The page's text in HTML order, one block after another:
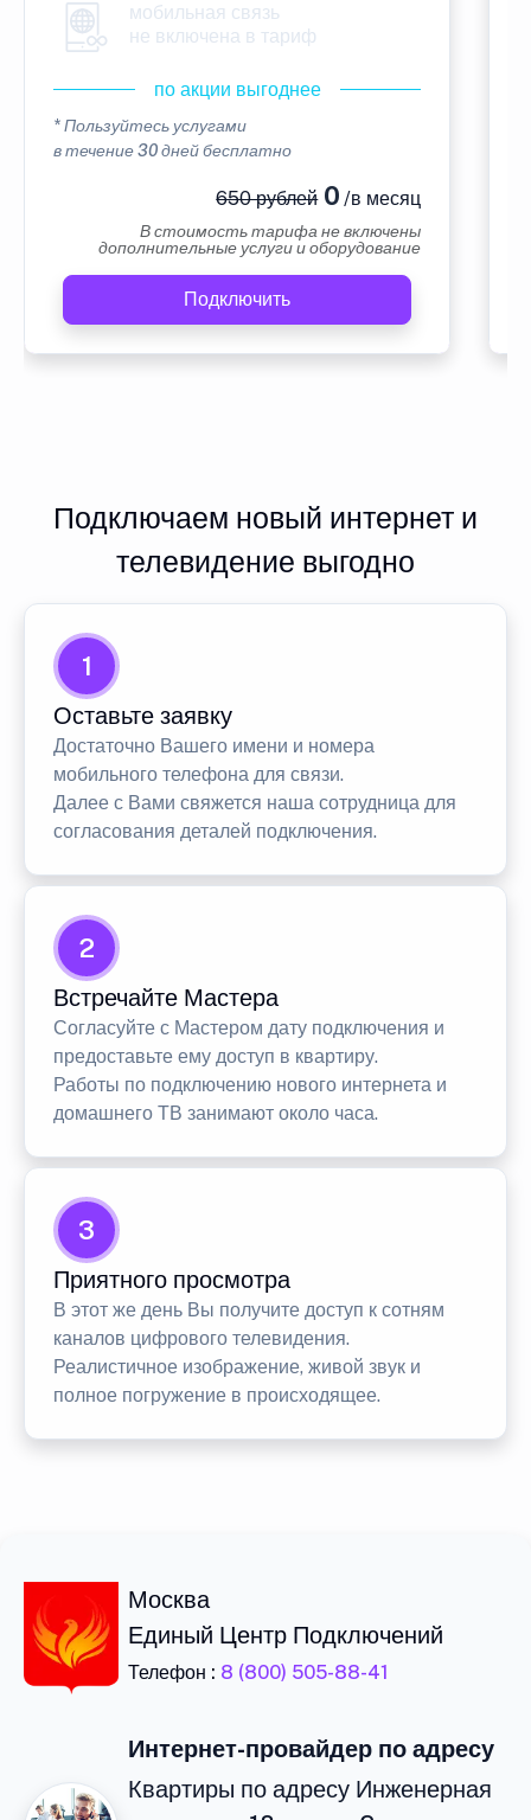
мобильная связь
не включена в тариф
по акции выгоднее
* Пользуйтесь услугами
в течение 30 дней бесплатно
650 рублей0 /в месяц
В стоимость тарифа не включены
дополнительные услуги и оборудование
Подключить
Подключаем новый интернет и
телевидение выгодно
1
Оставьте заявку
Достаточно Вашего имени и номера
мобильного телефона для связи.
Далее с Вами свяжется наша сотрудница для
согласования деталей подключения.
2
Встречайте Мастера
Согласуйте с Мастером дату подключения и
предоставьте ему доступ в квартиру.
Работы по подключению нового интернета и
домашнего ТВ занимают около часа.
3
Приятного просмотра
В этот же день Вы получите доступ к сотням
каналов цифрового телевидения.
Реалистичное изображение, живой звук и
полное погружение в происходящее.
Москва
Единый Центр Подключений
Телефон : 8 (800) 505-88-41
Интернет-провайдер по адресу
Квартиры по адресу Инженерная